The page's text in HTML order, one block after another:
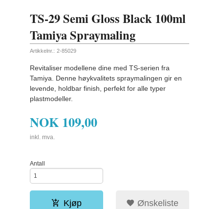
TS-29 Semi Gloss Black 100ml
Tamiya Spraymaling
Artikkelnr.: 2-85029
Revitaliser modellene dine med TS-serien fra
Tamiya. Denne høykvalitets spraymalingen gir en
levende, holdbar finish, perfekt for alle typer
plastmodeller.
NOK 109,00
inkl. mva.
Antall
Kjøp Ønskeliste